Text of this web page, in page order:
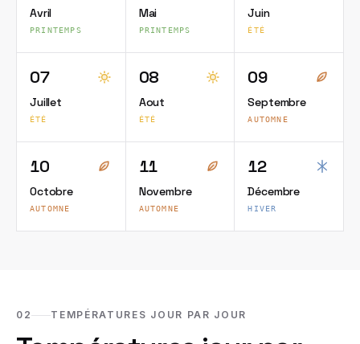
Avril
PRINTEMPS
Mai
PRINTEMPS
Juin
ÉTÉ
07
Juillet
ÉTÉ
08
Aout
ÉTÉ
09
Septembre
AUTOMNE
10
Octobre
AUTOMNE
11
Novembre
AUTOMNE
12
Décembre
HIVER
02 TEMPÉRATURES JOUR PAR JOUR